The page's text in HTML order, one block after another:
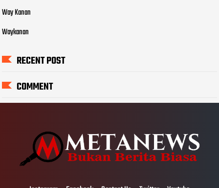
Way Kanan
Waykanan
RECENT POST
COMMENT